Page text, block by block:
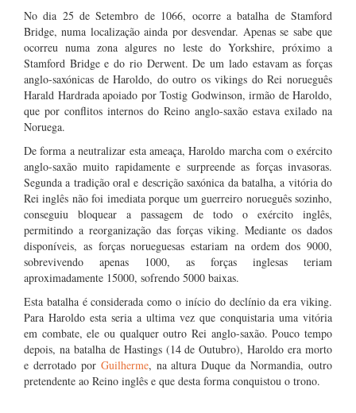
No dia 25 de Setembro de 1066, ocorre a batalha de Stamford
Bridge, numa localização ainda por desvendar. Apenas se sabe que
ocorreu numa zona algures no leste do Yorkshire, próximo a
Stamford Bridge e do rio Derwent. De um lado estavam as forças
anglo-saxónicas de Haroldo, do outro os vikings do Rei norueguês
Harald Hardrada apoiado por Tostig Godwinson, irmão de Haroldo,
que por conflitos internos do Reino anglo-saxão estava exilado na
Noruega.
De forma a neutralizar esta ameaça, Haroldo marcha com o exército
anglo-saxão muito rapidamente e surpreende as forças invasoras.
Segunda a tradição oral e descrição saxónica da batalha, a vitória do
Rei inglês não foi imediata porque um guerreiro norueguês sozinho,
conseguiu bloquear a passagem de todo o exército inglês,
permitindo a reorganização das forças viking. Mediante os dados
disponíveis, as forças norueguesas estariam na ordem dos 9000,
sobrevivendo apenas 1000, as forças inglesas teriam
aproximadamente 15000, sofrendo 5000 baixas.
Esta batalha é considerada como o início do declínio da era viking.
Para Haroldo esta seria a ultima vez que conquistaria uma vitória
em combate, ele ou qualquer outro Rei anglo-saxão. Pouco tempo
depois, na batalha de Hastings (14 de Outubro), Haroldo era morto
e derrotado por Guilherme, na altura Duque da Normandia, outro
pretendente ao Reino inglês e que desta forma conquistou o trono.